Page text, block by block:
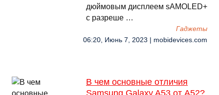
дюймовым дисплеем sAMOLED+
с разреше …
Гаджеты
06:20, Июнь 7, 2023 | mobidevices.com
В чем основные отличия
Samsung Galaxy A53 от A52?